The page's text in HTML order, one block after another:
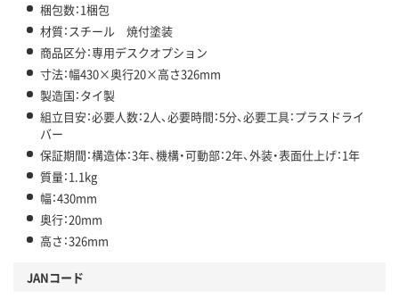
梱包数：1梱包
材質：スチール 焼付塗装
商品区分：専用デスクオプション
寸法：幅430×奥行20×高さ326mm
製造国：タイ製
組立目安：必要人数：2人、必要時間：5分、必要工具：プラスドライ
バー
保証期間：構造体：3年、機構・可動部：2年、外装・表面仕上げ：1年
質量：1.1kg
幅：430mm
奥行：20mm
高さ：326mm
JANコード